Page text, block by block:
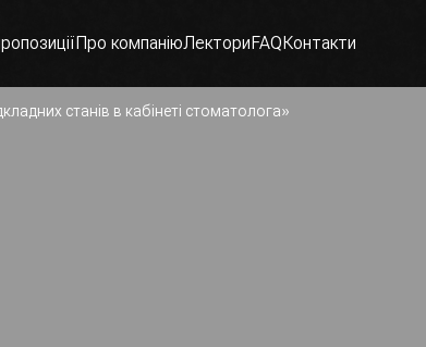
Про компаніюЛекториFAQКонтакти
станів в кабінеті стоматолога»